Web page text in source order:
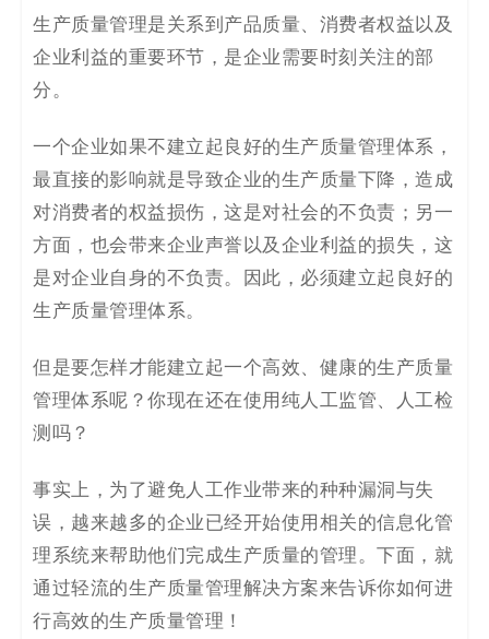
解
决
案
_
低
代
码
_
零
代
码
案
生产质量管理是关系到产品质量、消费者权益以及
企业利益的重要环节，是企业需要时刻关注的部
分。
一个企业如果不建立起良好的生产质量管理体系，
最直接的影响就是导致企业的生产质量下降，造成
对消费者的权益损伤，这是对社会的不负责；另一
方面，也会带来企业声誉以及企业利益的损失，这
是对企业自身的不负责。因此，必须建立起良好的
生产质量管理体系。
但是要怎样才能建立起一个高效、健康的生产质量
管理体系呢？你现在还在使用 纯人工监管、人工检
测吗？
事实上，为了避免人工作业带来的种种漏洞与失
误，越来越多的企业已经开始使用 相关的信息化管
理系统来帮助他们完成生产质量的管理。下面，就
通过轻流的生产质量管理解决方案来告诉你如何进
行高效的生产质量管理！